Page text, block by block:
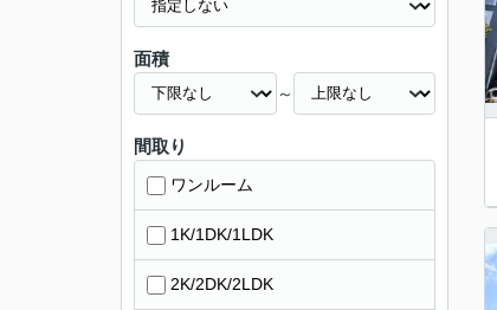
面積
～
間取り
ワンルーム
1K/1DK/1LDK
2K/2DK/2LDK